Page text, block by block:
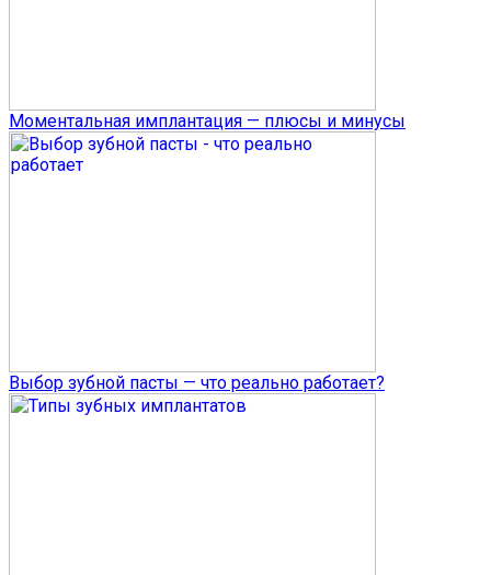
Моментальная имплантация — плюсы и минусы
Выбор зубной пасты — что реально работает?